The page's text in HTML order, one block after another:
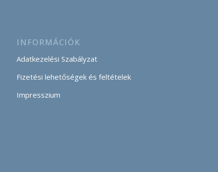
INFORMÁCIÓK
Adatkezelési Szabályzat
Fizetési lehetőségek és feltételek
Impresszium